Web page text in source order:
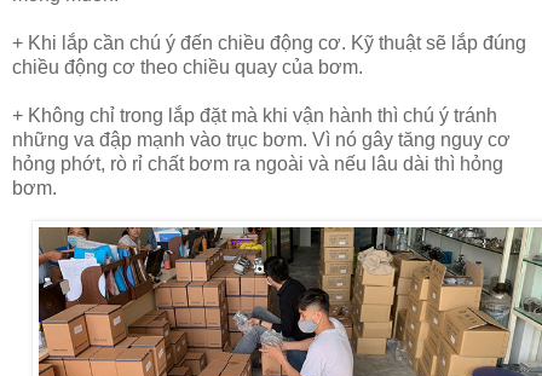
+ Khi lắp cần chú ý đến chiều động cơ. Kỹ thuật sẽ lắp đúng
chiều động cơ theo chiều quay của bơm.
+ Không chỉ trong lắp đặt mà khi vận hành thì chú ý tránh
những va đập mạnh vào trục bơm. Vì nó gây tăng nguy cơ
hỏng phớt, rò rỉ chất bơm ra ngoài và nếu lâu dài thì hỏng
bơm.